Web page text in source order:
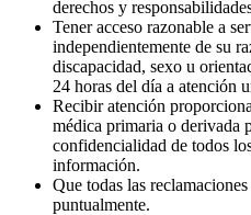
derechos y
Tener acceso razonable a
independientemente de su
discapacidad, sexo u
24 horas del día a atención
Recibir atención
médica primaria o derivada
confidencialidad de todos
información.
Que todas las
puntualmente.